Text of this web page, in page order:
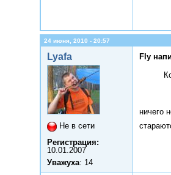
24 июня, 2010 - 20:57
Lyafa
Не в сети
Регистрация:
10.01.2007
Уважуха: 14
Fly
ничего